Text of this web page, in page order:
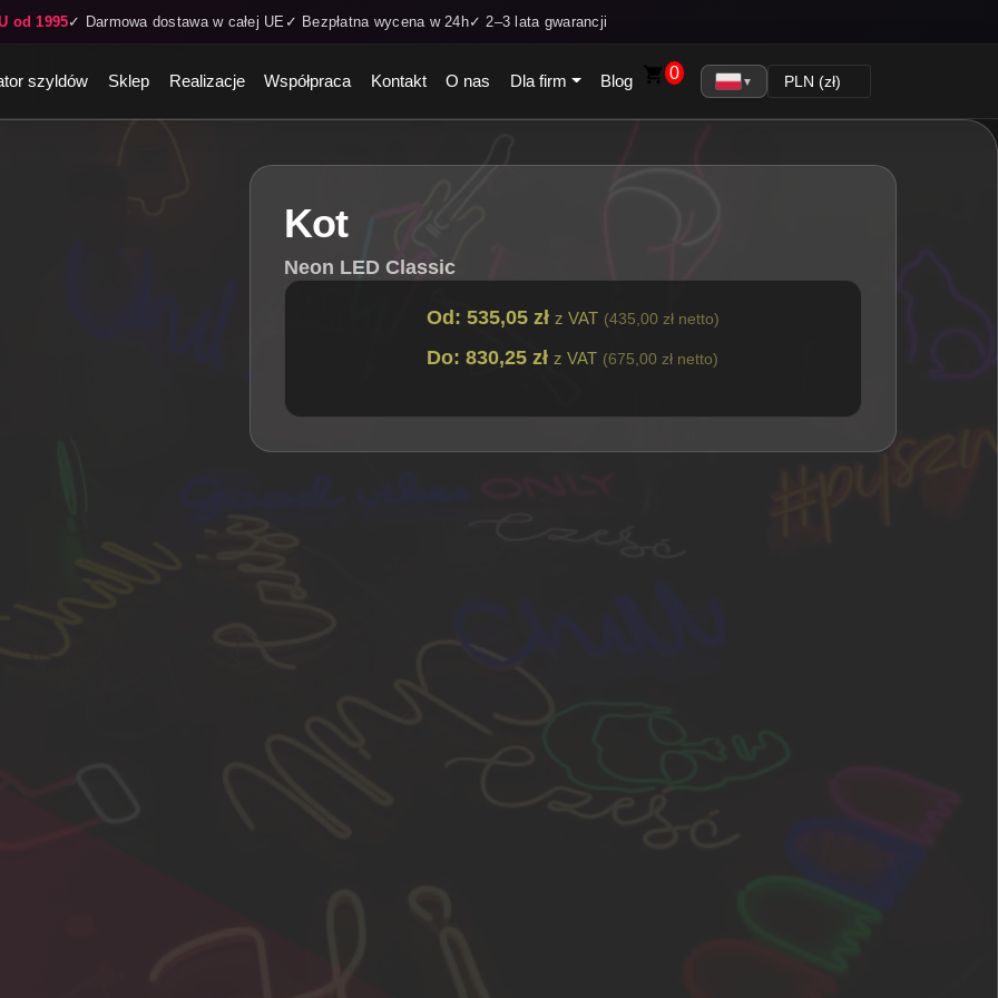
od 1995✓ Darmowa dostawa w całej UE ✓ Bezpłatna wycena w 24h✓ 2–3 lata gwarancji
szyldów Sklep Realizacje Współpraca Kontakt O nas Dla firm Blog 0 ▼
Kot
Neon LED Classic
Od: 535,05 zł z VAT (435,00 zł netto)
Do: 830,25 zł z VAT (675,00 zł netto)